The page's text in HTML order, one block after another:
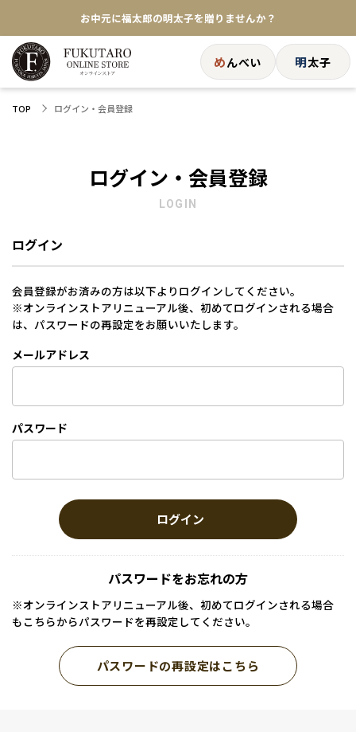
お中元に福太郎の明太子を贈りませんか？
★めんべい25周年記念商品が登場★
【色々な味を試したい方へ】ポストイン！めんべい
めんべい 明太子
TOP ログイン・会員登録
ログイン・会員登録
LOGIN
ログイン
会員登録がお済みの方は以下よりログインしてください。
※オンラインストアリニューアル後、初めてログインされる場合
は、パスワードの再設定をお願いいたします。
メールアドレス
パスワード
ログイン
パスワードをお忘れの方
※オンラインストアリニューアル後、初めてログインされる場合
もこちらからパスワードを再設定してください。
パスワードの再設定はこちら